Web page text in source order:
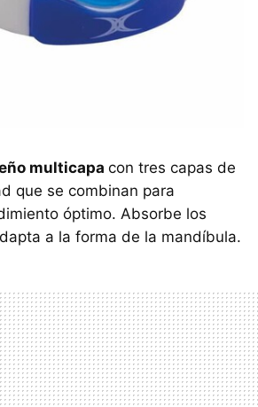
multicapa con tres capas de
que se combinan para
óptimo. Absorbe los
a la forma de la mandíbula.